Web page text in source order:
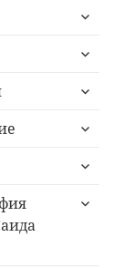
меню
раскрыть
меню
раскрыть
меню
раскрыть
меню
раскрыть
меню
раскрыть
меню
раскрыть